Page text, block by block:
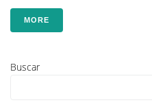
MORE
Buscar